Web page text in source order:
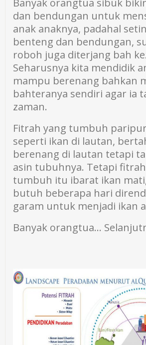
dan bendungan untuk
anak anaknya, padahal
benteng dan bendungan,
roboh juga diterjang bah
Seharusnya kita mendidik
mampu berenang bahkan
bahteranya sendiri agar ia
zaman.
Fitrah yang tumbuh
seperti ikan di lautan,
berenang di lautan tetapi
asin tubuhnya. Tetapi
tumbuh itu ibarat ikan
butuh beberapa hari
garam untuk menjadi ikan
Banyak orangtua…